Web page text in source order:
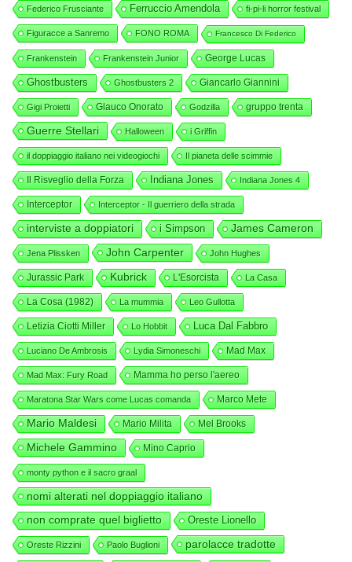
Federico Frusciante Ferruccio Amendola fi-pi-li horror festival
Figuracce a Sanremo FONO ROMA Francesco Di Federico
Frankenstein Frankenstein Junior George Lucas
Ghostbusters Ghostbusters 2 Giancarlo Giannini
Gigi Proietti Glauco Onorato Godzilla gruppo trenta
Guerre Stellari Halloween i Griffin
il doppiaggio italiano nei videogiochi Il pianeta delle scimmie
Il Risveglio della Forza Indiana Jones Indiana Jones 4
Interceptor Interceptor - Il guerriero della strada
interviste a doppiatori i Simpson James Cameron
Jena Plissken John Carpenter John Hughes
Jurassic Park Kubrick L'Esorcista La Casa
La Cosa (1982) La mummia Leo Gullotta
Letizia Ciotti Miller Lo Hobbit Luca Dal Fabbro
Luciano De Ambrosis Lydia Simoneschi Mad Max
Mad Max: Fury Road Mamma ho perso l'aereo
Maratona Star Wars come Lucas comanda Marco Mete
Mario Maldesi Mario Milita Mel Brooks
Michele Gammino Mino Caprio
monty python e il sacro graal
nomi alterati nel doppiaggio italiano
non comprate quel biglietto Oreste Lionello
Oreste Rizzini Paolo Buglioni parolacce tradotte